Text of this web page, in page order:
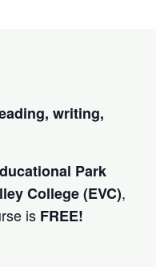
writing,
Park
College (EVC),
is FREE!